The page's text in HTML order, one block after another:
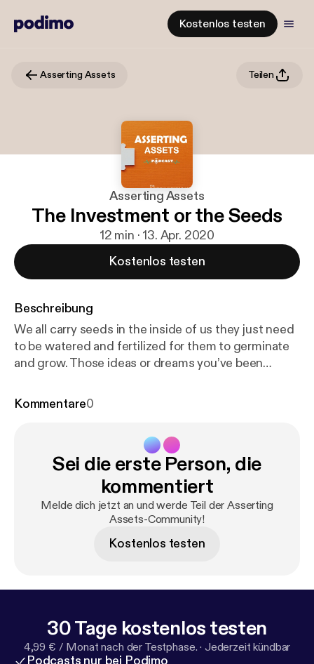
Kostenlos testen
Asserting Assets Teilen
Asserting Assets
The Investment or the Seeds
12 min · 13. Apr. 2020
Kostenlos testen
Beschreibung
We all carry seeds in the inside of us they just need
to be watered and fertilized for them to germinate
and grow. Those ideas or dreams you’ve been
doing and are good at is equally a seed.You carry...
Kommentare0
Sei die erste Person, die
kommentiert
Melde dich jetzt an und werde Teil der Asserting
Assets-Community!
Kostenlos testen
30 Tage kostenlos testen
4,99 € / Monat nach der Testphase. · Jederzeit kündbar